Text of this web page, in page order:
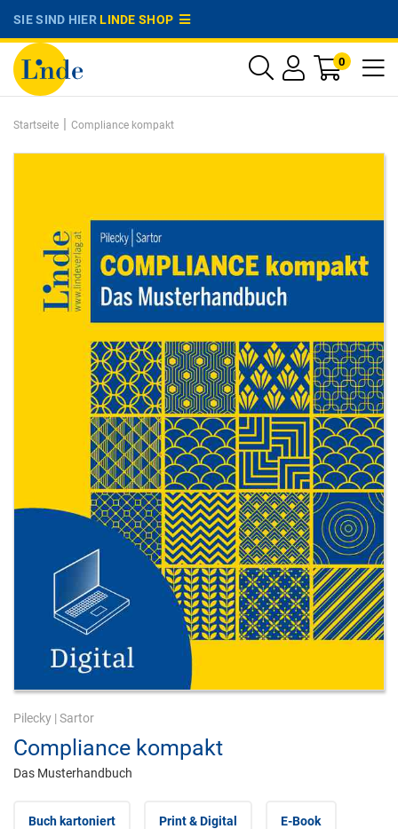
SIE SIND HIERLINDE SHOP
0
Startseite | Compliance kompakt
Pilecky | Sartor
Compliance kompakt
Das Musterhandbuch
Buch kartoniert
Print & Digital
E-Book